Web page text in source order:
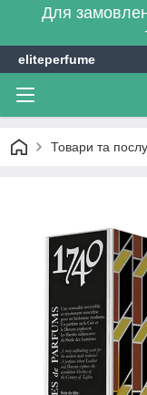
Для
eliteperfume
Товари та